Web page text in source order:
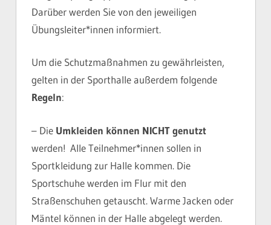
Darüber werden Sie von den jeweiligen
Übungsleiter*innen informiert.
Um die Schutzmaßnahmen zu gewährleisten,
gelten in der Sporthalle außerdem folgende
Regeln:
– Die Umkleiden können NICHT genutzt
werden! Alle Teilnehmer*innen sollen in
Sportkleidung zur Halle kommen. Die
Sportschuhe werden im Flur mit den
Straßenschuhen getauscht. Warme Jacken oder
Mäntel können in der Halle abgelegt werden.